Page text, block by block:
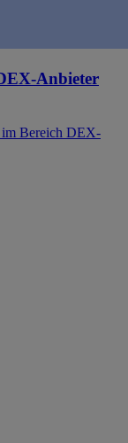
Anbieter
Bereich DEX-